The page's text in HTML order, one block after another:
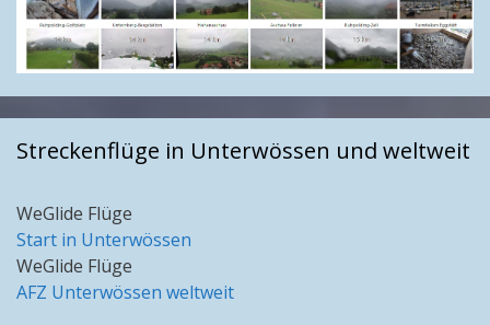
Streckenflüge in Unterwössen und weltweit
WeGlide Flüge
Start in Unterwössen
WeGlide Flüge
AFZ Unterwössen weltweit